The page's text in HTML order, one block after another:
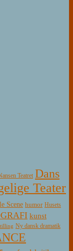
Teatret Dans
Teater
Scene humor Husets
kunst
Ny dansk dramatik